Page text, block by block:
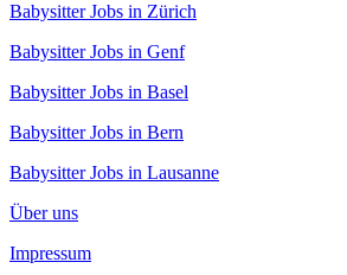
Babysitter Jobs in Zürich
Babysitter Jobs in Genf
Babysitter Jobs in Basel
Babysitter Jobs in Bern
Babysitter Jobs in Lausanne
Über uns
Impressum